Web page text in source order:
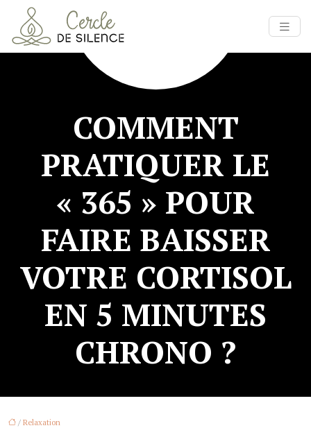
COMMENT
PRATIQUER LE
« 365 » POUR
FAIRE BAISSER
VOTRE CORTISOL
EN 5 MINUTES
CHRONO ?
/ Relaxation